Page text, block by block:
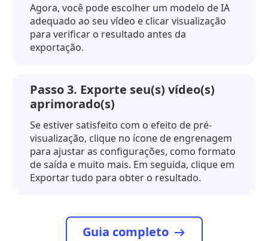
Agora, você pode escolher um modelo de IA
adequado ao seu vídeo e clicarvisualização
para verificar o resultado antes da
exportação.
Passo 3. Exporte seu(s) vídeo(s)
aprimorado(s)
Se estiver satisfeito com o efeito de pré-
visualização, clique no ícone de engrenagem
para ajustar as configurações, como formato
de saída e muito mais. Em seguida, clique em
Exportar tudo para obter o resultado.
Guia completo